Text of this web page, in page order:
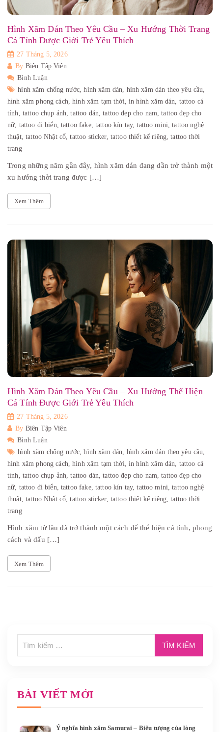
Hình Xăm Dán Theo Yêu Cầu – Xu Hướng Thời Trang
Cá Tính Được Giới Trẻ Yêu Thích
27 Tháng 5, 2026
By Biên Tập Viên
Bình Luận
hình xăm chống nước,hình xăm dán, hình xăm dán theo yêu cầu,
hình xăm phong cách,hình xăm tạm thời,in hình xăm dán, tattoo cá
tính, tattoo chụp ảnh,tattoo dán,tattoo đẹp cho nam,tattoo đẹp cho
nữ, tattoo đi biển,tattoo fake, tattoo kín tay,tattoo mini,tattoo nghệ
thuật,tattoo Nhật cổ,tattoo sticker, tattoo thiết kế riêng,tattoo thời
trang
Trong những năm gần đây, hình xăm dán đang dần trở thành một
xu hướng thời trang được […]
Xem Thêm
Hình Xăm Dán Theo Yêu Cầu – Xu Hướng Thể Hiện
Cá Tính Được Giới Trẻ Yêu Thích
27 Tháng 5, 2026
By Biên Tập Viên
Bình Luận
hình xăm chống nước,hình xăm dán, hình xăm dán theo yêu cầu,
hình xăm phong cách,hình xăm tạm thời,in hình xăm dán, tattoo cá
tính, tattoo chụp ảnh,tattoo dán,tattoo đẹp cho nam,tattoo đẹp cho
nữ, tattoo đi biển,tattoo fake, tattoo kín tay,tattoo mini,tattoo nghệ
thuật,tattoo Nhật cổ,tattoo sticker, tattoo thiết kế riêng,tattoo thời
trang
Hình xăm từ lâu đã trở thành một cách để thể hiện cá tính, phong
cách và dấu […]
Xem Thêm
BÀI VIẾT MỚI
Ý nghĩa hình xăm Samurai – Biểu tượng của lòng